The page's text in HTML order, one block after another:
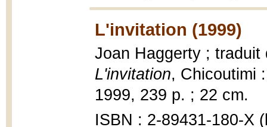
L'invitation (1999)
Joan Haggerty ; traduit
L'invitation, Chicoutimi
1999, 239 p. ; 22 cm.
ISBN : 2-89431-180-X